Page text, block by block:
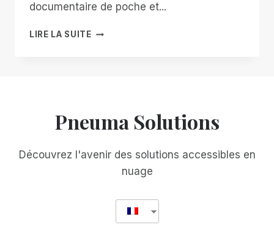
documentaire de poche et...
LIRE LA SUITECOMMUNIQUÉ
AVEC
AU
Pneuma Solutions
Découvrez l'avenir des solutions accessibles en
nuage